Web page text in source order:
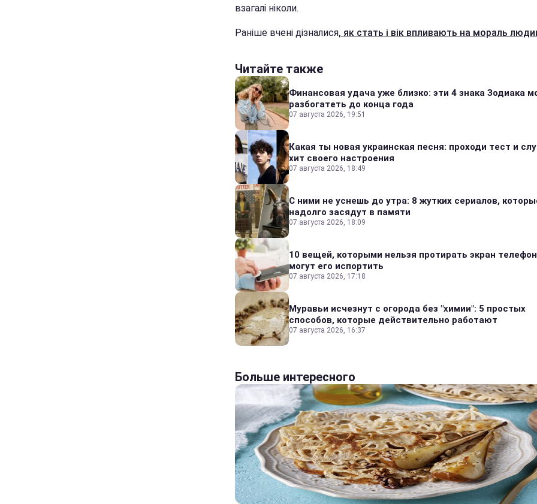
взагалі ніколи.
Раніше вчені дізналися, як стать і вік впливають на мораль
Читайте также
Финансовая удача уже близко: эти 4 знака Зодиака
разбогатеть до конца года
07 августа 2026, 19:51
Какая ты новая украинская песня: проходи тест и
хит своего настроения
07 августа 2026, 18:49
С ними не уснешь до утра: 8 жутких сериалов,
надолго засядут в памяти
07 августа 2026, 18:09
10 вещей, которыми нельзя протирать экран
могут его испортить
07 августа 2026, 17:18
Муравьи исчезнут с огорода без "химии": 5 простых
способов, которые действительно работают
07 августа 2026, 16:37
Больше интересного